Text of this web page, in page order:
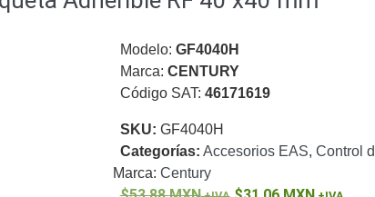
Gabinetes de Acero para DVR y NVR
y Brackets para Cámaras
Partes o
Transceptores de Video
Cable Coaxial y Conectores Cables Armados -
Para Alimentación y Electricidad
RG59 Tipo
Modelo: GF4040H
Marca: CENTURY
Código SAT: 46171619
SKU: GF4040H
Categorías: Accesorios EAS, Control
Marca: Century